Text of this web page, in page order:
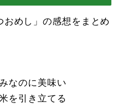
めし」の感想をまとめ
なのに美味い
を引き立てる